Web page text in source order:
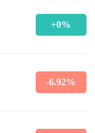
+0%
-6.92%